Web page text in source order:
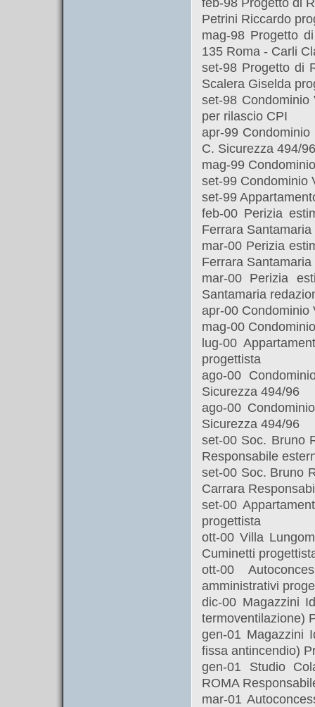
Petrini Riccardo
mag-98 Progetto
135 Roma - Carli
set-98 Progetto di
Scalera Giselda
set-98
per rilascio CPI
apr-99
C. Sicurezza 494/96
mag-99
set-99 Condominio
set-99
feb-00 Perizia
Ferrara
mar-00 Perizia
Ferrara
mar-00 Perizia
Santamaria
apr-00 Condominio
mag-00
lug-00
progettista
ago-00
Sicurezza 494/96
ago-00
Sicurezza 494/96
set-00 Soc. Bruno
Responsabile
set-00 Soc. Bruno
Carrara
set-00
progettista
ott-00 Villa
Cuminetti
ott-00
amministrativi
dic-00 Magazzini
termoventilazione)
gen-01 Magazzini
fissa antincendio)
gen-01 Studio
ROMA
mar-01